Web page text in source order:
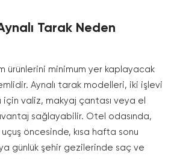
Tarak Neden
ürünlerini minimum yer kaplayacak
Aynalı tarak modelleri, iki işlevi
için valiz, makyaj çantası veya el
sağlayabilir. Otel odasında,
öncesinde, kısa hafta sonu
günlük şehir gezilerinde saç ve